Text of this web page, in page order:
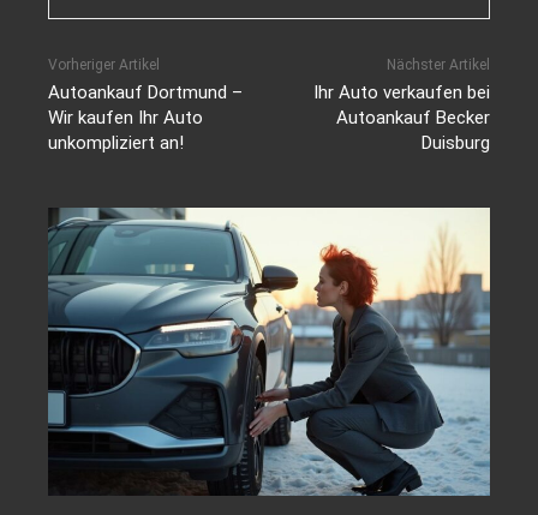
Vorheriger Artikel
Autoankauf Dortmund –
Wir kaufen Ihr Auto
unkompliziert an!
Nächster Artikel
Ihr Auto verkaufen bei
Autoankauf Becker
Duisburg